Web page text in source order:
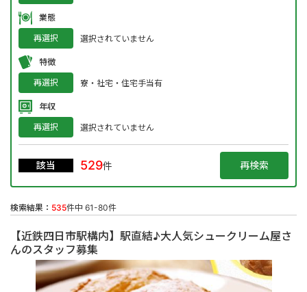
業態
再選択
選択されていません
特徴
再選択
寮・社宅・住宅手当有
年収
再選択
選択されていません
該当 529件
検索結果： 535件中 61-80件
【近鉄四日市駅構内】駅直結♪大人気シュークリーム屋さ
んのスタッフ募集